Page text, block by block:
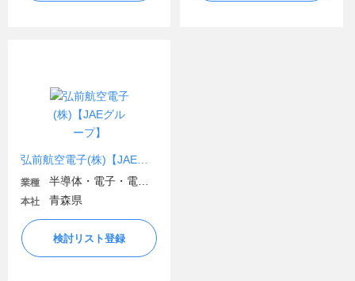
業種
本社 青森県
検討リスト登録